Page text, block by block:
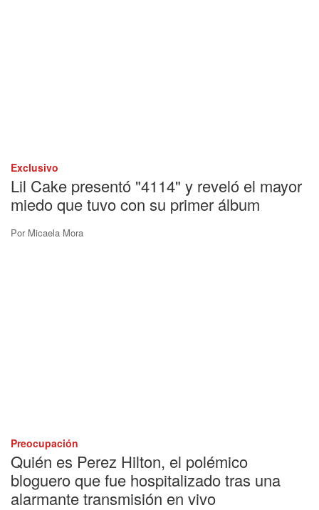
Exclusivo
Lil Cake presentó "4114" y reveló el mayor
miedo que tuvo con su primer álbum
Por Micaela Mora
Preocupación
Quién es Perez Hilton, el polémico
bloguero que fue hospitalizado tras una
alarmante transmisión en vivo